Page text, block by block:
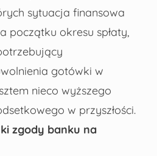
sytuacja finansowa
początku okresu spłaty,
gotówki w
nieco wyższego
w przyszłości.
zgody banku na